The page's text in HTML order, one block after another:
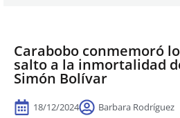
Carabobo conmemoró
salto a la inmortalidad
Simón Bolívar
18/12/2024 Barbara Rodríguez